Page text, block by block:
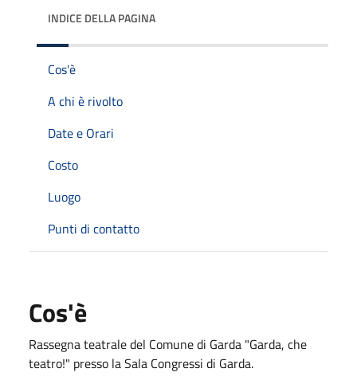
INDICE DELLA PAGINA
Cos'è
A chi è rivolto
Date e Orari
Costo
Luogo
Punti di contatto
Cos'è
Rassegna teatrale del Comune di Garda "Garda, che
teatro!" presso la Sala Congressi di Garda.